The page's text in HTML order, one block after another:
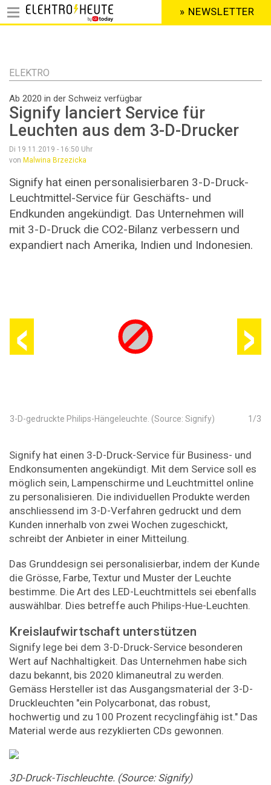
Inhalt
HEADER
MENU
» NEWSLETTER
ELEKTRO
Ab 2020 in der Schweiz verfügbar
Signify lanciert Service für
Leuchten aus dem 3-D-Drucker
Di 19.11.2019 - 16:50 Uhr
von Malwina Brzezicka
Signify hat einen personalisierbaren 3-D-Druck-
Leuchtmittel-Service für Geschäfts- und
Endkunden angekündigt. Das Unternehmen will
mit 3-D-Druck die CO2-Bilanz verbessern und
expandiert nach Amerika, Indien und Indonesien.
‹ ›
1 /3
3-D-gedruckte Philips-Hängeleuchte. (Source: Signify)
Signify hat einen 3-D-Druck-Service für Business- und
Endkonsumenten angekündigt. Mit dem Service soll es
möglich sein, Lampenschirme und Leuchtmittel online
zu personalisieren. Die individuellen Produkte werden
anschliessend im 3-D-Verfahren gedruckt und dem
Kunden innerhalb von zwei Wochen zugeschickt,
schreibt der Anbieter in einer Mitteilung.
Das Grunddesign sei personalisierbar, indem der Kunde
die Grösse, Farbe, Textur und Muster der Leuchte
bestimme. Die Art des LED-Leuchtmittels sei ebenfalls
auswählbar. Dies betreffe auch Philips-Hue-Leuchten.
Kreislaufwirtschaft unterstützen
Signify lege bei dem 3-D-Druck-Service besonderen
Wert auf Nachhaltigkeit. Das Unternehmen habe sich
dazu bekannt, bis 2020 klimaneutral zu werden.
Gemäss Hersteller ist das Ausgangsmaterial der 3-D-
Druckleuchten "ein Polycarbonat, das robust,
hochwertig und zu 100 Prozent recyclingfähig ist." Das
Material werde aus rezyklierten CDs gewonnen.
3D-Druck-Tischleuchte. (Source: Signify)